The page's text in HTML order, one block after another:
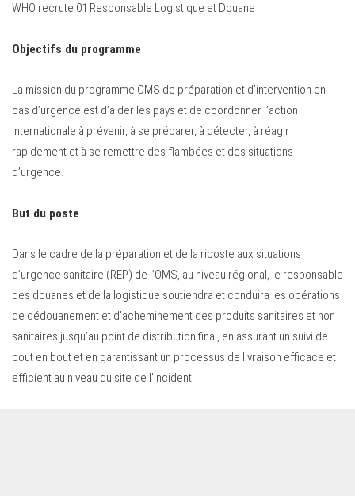
WHO recrute 01 Responsable Logistique et Douane
Objectifs du programme
La mission du programme OMS de préparation et d’intervention en
cas d’urgence est d’aider les pays et de coordonner l’action
internationale à prévenir, à se préparer, à détecter, à réagir
rapidement et à se remettre des flambées et des situations
d’urgence.
But du poste
Dans le cadre de la préparation et de la riposte aux situations
d’urgence sanitaire (REP) de l’OMS, au niveau régional, le responsable
des douanes et de la logistique soutiendra et conduira les opérations
de dédouanement et d’acheminement des produits sanitaires et non
sanitaires jusqu’au point de distribution final, en assurant un suivi de
bout en bout et en garantissant un processus de livraison efficace et
efficient au niveau du site de l’incident.